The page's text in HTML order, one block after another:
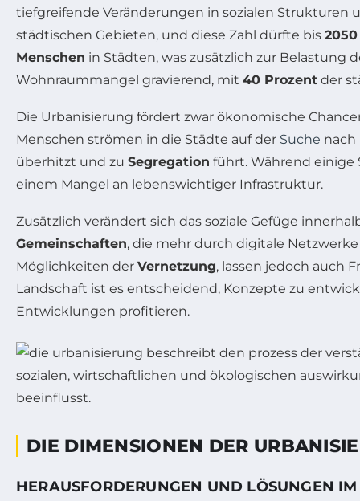
tiefgreifende Veränderungen in sozialen
städtischen Gebieten, und diese Zahl dürfte bis 2050
Menschen in Städten, was zusätzlich zur
Wohnraummangel gravierend, mit 40 Prozent der
Die Urbanisierung fördert zwar ökonomische
Menschen strömen in die Städte auf der Suche nach
überhitzt und zu Segregation führt. Während
einem Mangel an lebenswichtiger Infrastruktur.
Zusätzlich verändert sich das soziale Gefüge
Gemeinschaften, die mehr durch digitale
Möglichkeiten der Vernetzung, lassen jedoch auch
Landschaft ist es entscheidend, Konzepte zu
Entwicklungen profitieren.
DIE DIMENSIONEN DER
HERAUSFORDERUNGEN UND LÖSUNGEN